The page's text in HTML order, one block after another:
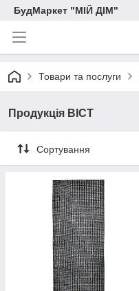
БудМаркет "МІЙ ДІМ"
Товари та послуги
Продукція ВІСТ
Сортування